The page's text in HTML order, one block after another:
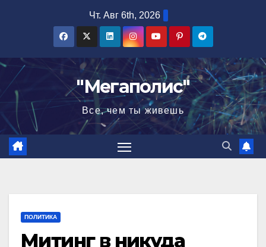
Чт. Авг 6th, 2026
"Мегаполис"
Все, чем ты живешь
ПОЛИТИКА
Митинг в никуда